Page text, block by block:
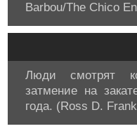
Barbou/The Chico
Люди смотрят
затмение на
года. (Ross D.